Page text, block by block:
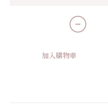
加入購物車